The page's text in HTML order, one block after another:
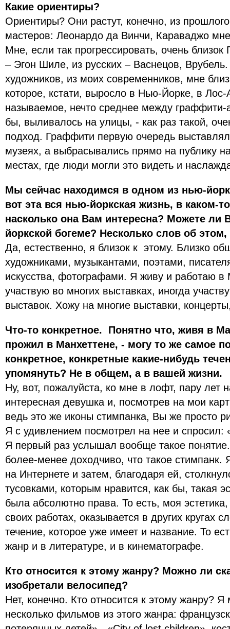
Какие ориентиры?
Ориентиры? Они растут, конечно, из
мастеров: Леонардо да Винчи, Караваджо мне
Мне, если так прогрессировать, очень
– Эгон Шиле, из русских – Васнецов,
художников, из моих современников, мне
которое, кстати, выросло в Нью-Йорке, в
называемое, нечто среднее между граффити-
бы, выливалось на улицы, - как раз такой,
подход. Граффити первую очередь
музеях, а выбрасывались прямо на публику
местах, где люди могли это видеть и
Мы сейчас находимся в одном из нью-
вот эта вся нью-йоркская жизнь, в каком-
насколько она Вам интересна? Можете ли
йоркской богеме? Несколько слов об
Да, естественно, я близок к этому. Близко
художниками, музыкантами, поэтами,
искусства, фотографами. Я живу и работаю в
участвую во многих выставках, иногда
выставок. Хожу на многие выставки,
Что-то конкретное. Понятно что, живя в
прожил в Манхеттене, - могу то же самое
конкретное, конкретные какие-нибудь
упомянуть? Не в общем, а в вашей жизни.
Ну, вот, пожалуйста, ко мне в лофт, пару лет
интересная девушка и, посмотрев на мои
ведь это же иконы стимпанка, Вы же просто
Я с удивлением посмотрел на нее и спросил:
Я первый раз услышал вообще такое
более-менее доходчиво, что такое стимпанк.
на Интернете и затем, благодаря ей,
тусовками, которым нравится, как бы, такая
была абсолютно права. То есть, моя
своих работах, оказывается в других кругах
течение, которое уже имеет и название. То
жанр и в литературе, и в кинематографе.
Кто относится к этому жанру? Можно ли
изобретали велосипед?
Нет, конечно. Кто относится к этому жанру? Я
несколько фильмов из этого жанра: